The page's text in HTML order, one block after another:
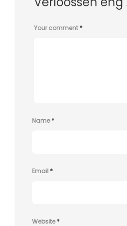
Your comment*
Name*
Email*
Website*